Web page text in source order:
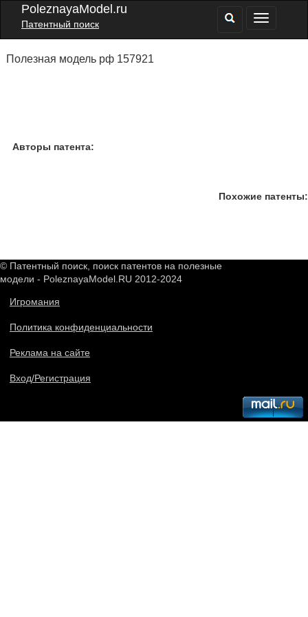
PoleznayaModel.ru
Патентный поиск
Полезная модель рф 157921
Авторы патента:
Похожие патенты:
© Патентный поиск, поиск патентов на полезные
модели - PoleznayaModel.RU 2012-2024
Игромания
Политика конфиденциальности
Реклама на сайте
Вход/Регистрация